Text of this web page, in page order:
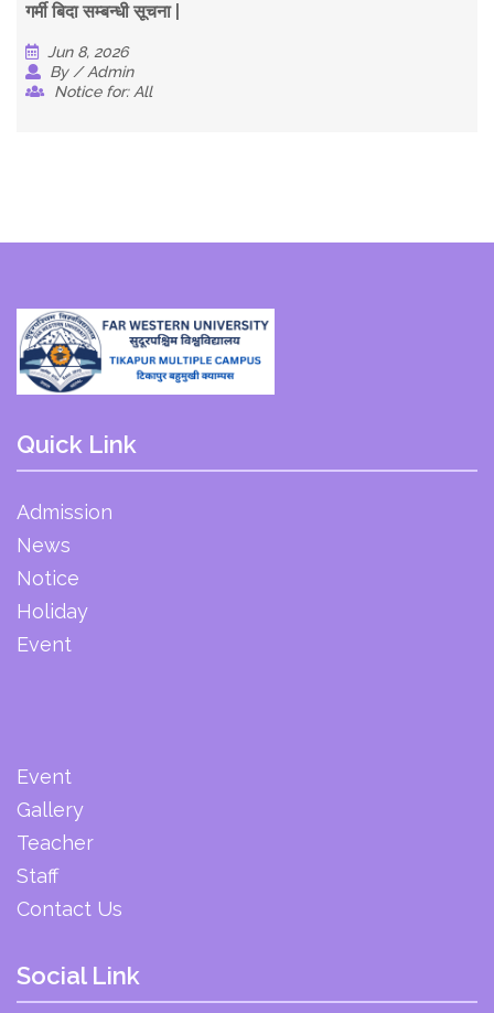
गर्मी बिदा सम्बन्धी सूचना |
Jun 8, 2026
By / Admin
Notice for: All
Quick Link
Admission
News
Notice
Holiday
Event
Event
Gallery
Teacher
Staff
Contact Us
Social Link